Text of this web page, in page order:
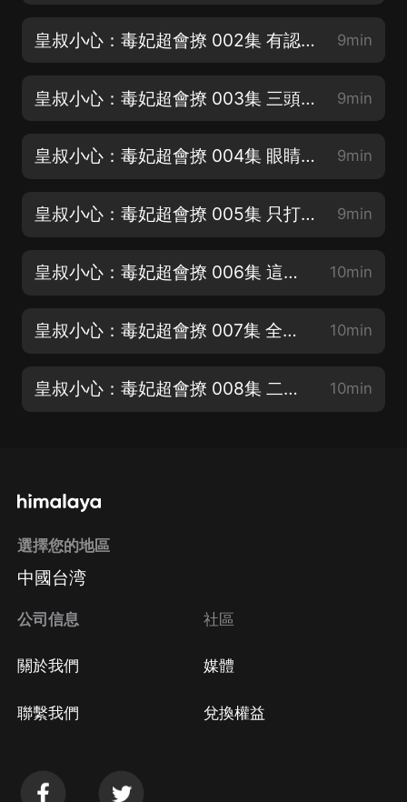
皇叔小心：毒妃超會撩 002集 有認識的人嗎 9min
皇叔小心：毒妃超會撩 003集 三頭母豬的量 9min
皇叔小心：毒妃超會撩 004集 眼睛有點熟悉 9min
皇叔小心：毒妃超會撩 005集 只打把握的仗 9min
皇叔小心：毒妃超會撩 006集 這藥就是你的 10min
皇叔小心：毒妃超會撩 007集 全都是她干的 10min
皇叔小心：毒妃超會撩 008集 二選一挑一個 10min
選擇您的地區
中國台湾
公司信息
關於我們
聯繫我們
社區
媒體
兌換權益